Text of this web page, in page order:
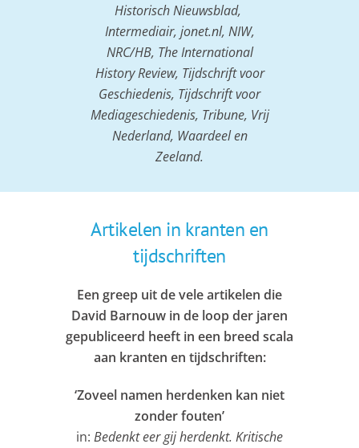
Historisch Nieuwsblad,
Intermediair, jonet.nl, NIW,
NRC/HB, The International
History Review, Tijdschrift voor
Geschiedenis, Tijdschrift voor
Mediageschiedenis, Tribune, Vrij
Nederland, Waardeel en
Zeeland.
Artikelen in kranten en
tijdschriften
Een greep uit de vele artikelen die
David Barnouw in de loop der jaren
gepubliceerd heeft in een breed scala
aan kranten en tijdschriften:
‘Zoveel namen herdenken kan niet
zonder fouten’
in: Bedenkt eer gij herdenkt. Kritische